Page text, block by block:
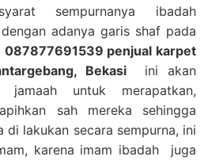
sempurnanya ibadah
adanya garis shaf pada
087877691539 penjual karpet
Bekasiini akan
jamaah untuk merapatkan,
sah mereka sehingga
lakukan secara sempurna, ini
karena imam ibadah juga